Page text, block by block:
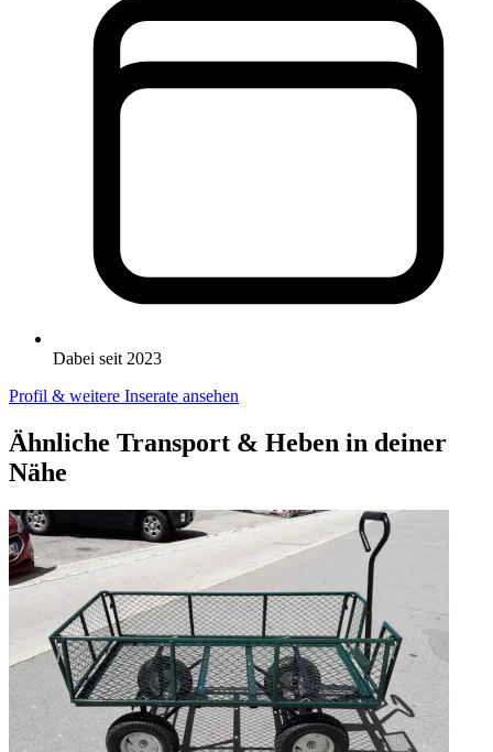
Dabei seit 2023
Profil & weitere Inserate ansehen
Ähnliche Transport & Heben in deiner
Nähe